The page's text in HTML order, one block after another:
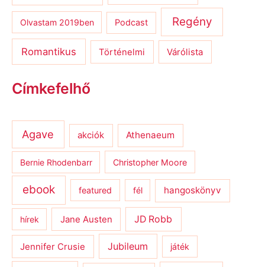
Olvastam 2019ben Podcast Regény
Romantikus Történelmi Várólista
Címkefelhő
Agave akciók Athenaeum
Bernie Rhodenbarr Christopher Moore
ebook featured fél hangoskönyv
hírek Jane Austen JD Robb
Jennifer Crusie Jubileum játék